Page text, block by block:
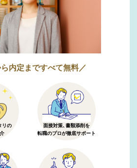
内定まですべて無料／
リの
面接対策、書類添削を
転職のプロが徹底サポート